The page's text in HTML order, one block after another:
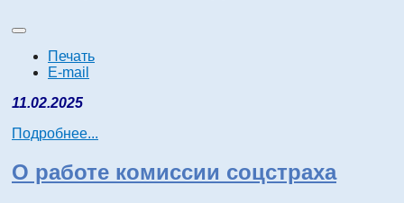
Печать
E-mail
11.02.2025
Подробнее...
О работе комиссии соцстраха